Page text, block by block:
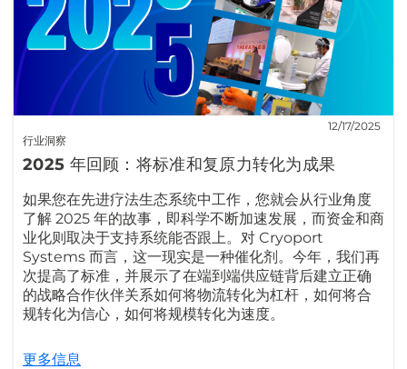
行业洞察
12/17/2025
2025 年回顾：将标准和复原力转化为成果
如果您在先进疗法生态系统中工作，您就会从行业角度
了解 2025 年的故事，即科学不断加速发展，而资金和商
业化则取决于支持系统能否跟上。对 Cryoport
Systems 而言，这一现实是一种催化剂。今年，我们再
次提高了标准，并展示了在端到端供应链背后建立正确
的战略合作伙伴关系如何将物流转化为杠杆，如何将合
规转化为信心，如何将规模转化为速度。
更多信息